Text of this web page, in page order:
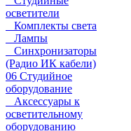
осветители
Комплекты света
Лампы
Синхронизаторы
(Радио ИК кабели)
06 Студийное
оборудование
Аксессуары к
осветительному
оборудованию